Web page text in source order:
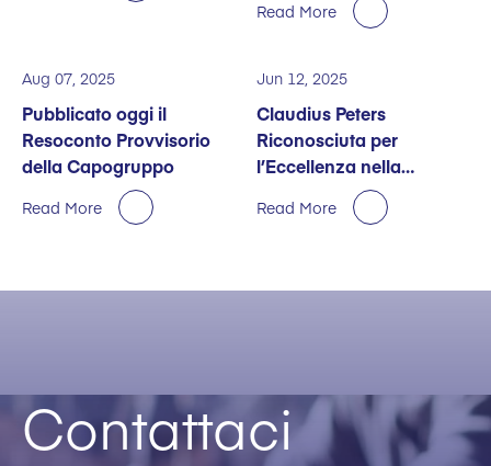
Read More
Aug 07, 2025
Pubblicato oggi il
Resoconto Provvisorio
della Capogruppo
Read More
Jun 12, 2025
Claudius Peters
Riconosciuta per
l’Eccellenza nella
Sostenibilità
Read More
Contattaci